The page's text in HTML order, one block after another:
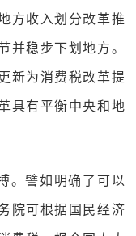
方收入划分改革推
并稳步下划地方。
新为消费税改革提
具有平衡中央和地
。譬如明确了可以
院可根据国民经济